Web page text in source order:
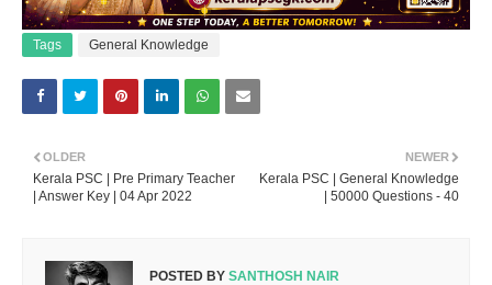
Tags General Knowledge
NEWER
Kerala PSC | General Knowledge
| 50000 Questions - 40
OLDER
Kerala PSC | Pre Primary Teacher
| Answer Key | 04 Apr 2022
POSTED BY SANTHOSH NAIR